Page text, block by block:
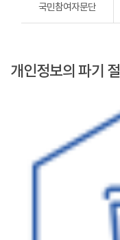
국민참여자문단
개인정보의 파기